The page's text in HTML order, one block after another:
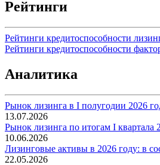
Рейтинги
Рейтинги кредитоспособности
Рейтинги кредитоспособности
Аналитика
Рынок лизинга в I полугодии 2026
13.07.2026
Рынок лизинга по итогам I квартала
10.06.2026
Лизинговые активы в 2026 году: в
22.05.2026